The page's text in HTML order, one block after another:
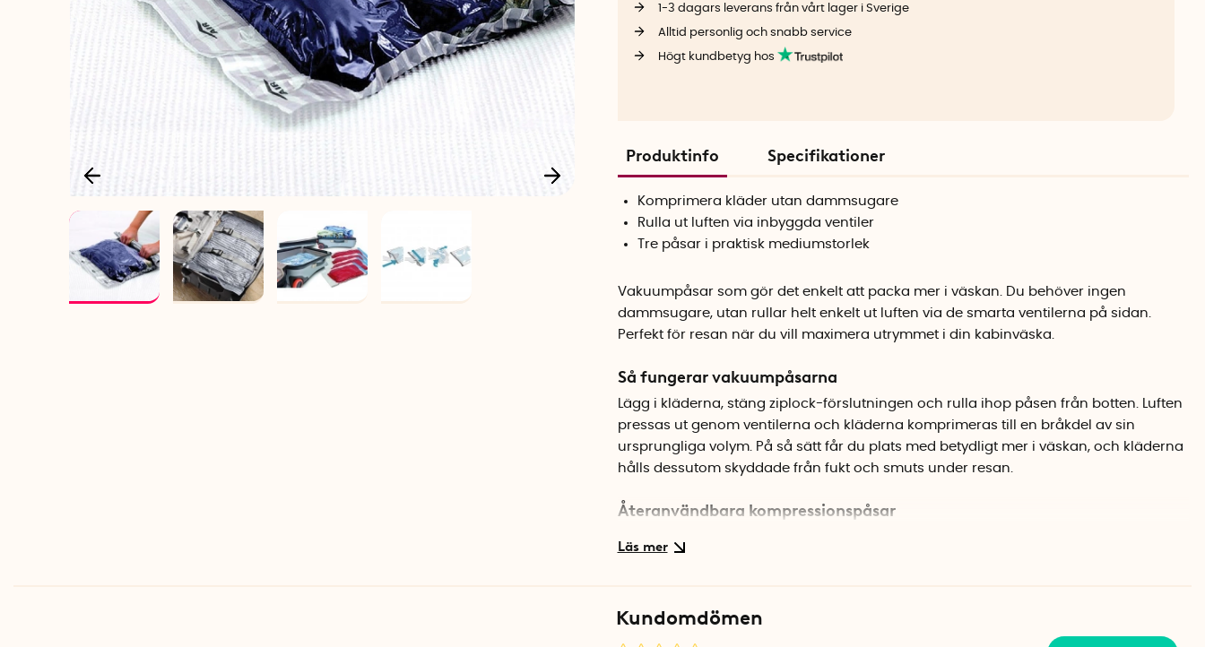
1-3 dagars leverans från vårt lager i Sverige
Alltid personlig och snabb service
Högt kundbetyg hos
Produktinfo Specifikationer
Komprimera kläder utan dammsugare
Rulla ut luften via inbyggda ventiler
Tre påsar i praktisk mediumstorlek
Vakuumpåsar som gör det enkelt att packa mer i väskan. Du behöver ingen
dammsugare, utan rullar helt enkelt ut luften via de smarta ventilerna på sidan.
Perfekt för resan när du vill maximera utrymmet i din kabinväska.
Så fungerar vakuumpåsarna
Lägg i kläderna, stäng ziplock-förslutningen och rulla ihop påsen från botten. Luften
pressas ut genom ventilerna och kläderna komprimeras till en bråkdel av sin
ursprungliga volym. På så sätt får du plats med betydligt mer i väskan, och kläderna
hålls dessutom skyddade från fukt och smuts under resan.
Återanvändbara kompressionspåsar
Specifikationer
Mått: 50 x 40 cm
Kundomdömen